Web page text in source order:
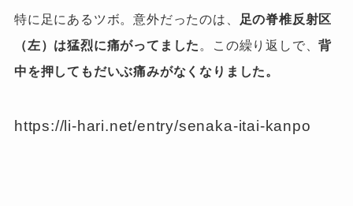
特に足にあるツボ。意外だったのは、
足の脊椎反射区
（左）は猛烈に痛がってました 。この繰り返しで、背
中を押してもだいぶ痛みがなくなりました。
https://li-hari.net/entry/senaka-itai-kanpo